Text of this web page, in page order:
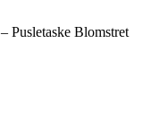
Pusletaske Blomstret